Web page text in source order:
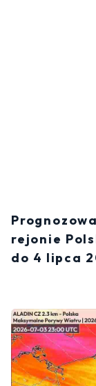
rejonie
do 4 lipca